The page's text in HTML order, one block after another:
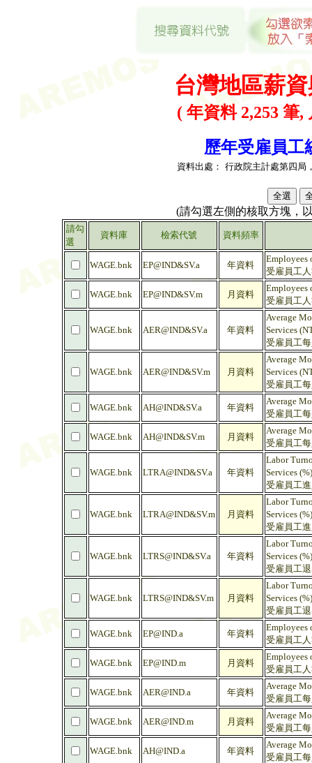
台灣地區薪
( 年資料 2,253 筆,
歷年受雇員工
資料出處： 行政院主計處第四局
(請勾選左側的核取方塊，
請勾
選
資料庫 檢索代號 資料頻率
WAGE.bnk EP@IND&SV.a 年資料
Employees
受雇員工
WAGE.bnk EP@IND&SV.m 月資料
Employees
受雇員工
WAGE.bnk AER@IND&SV.a 年資料
Average
Services
受雇員工
WAGE.bnk AER@IND&SV.m 月資料
Average
Services
受雇員工
WAGE.bnk AH@IND&SV.a 年資料
Average
受雇員工
WAGE.bnk AH@IND&SV.m 月資料
Average
受雇員工
WAGE.bnk LTRA@IND&SV.a 年資料
Labor
Services (%)
受雇員工
WAGE.bnk LTRA@IND&SV.m 月資料
Labor
Services (%)
受雇員工
WAGE.bnk LTRS@IND&SV.a 年資料
Labor
Services (%)
受雇員工
WAGE.bnk LTRS@IND&SV.m 月資料
Labor
Services (%)
受雇員工
WAGE.bnk EP@IND.a 年資料
Employees
受雇員工
WAGE.bnk EP@IND.m 月資料
Employees
受雇員工
WAGE.bnk AER@IND.a 年資料
Average
受雇員工
WAGE.bnk AER@IND.m 月資料
Average
受雇員工
WAGE.bnk AH@IND.a 年資料
Average
受雇員工